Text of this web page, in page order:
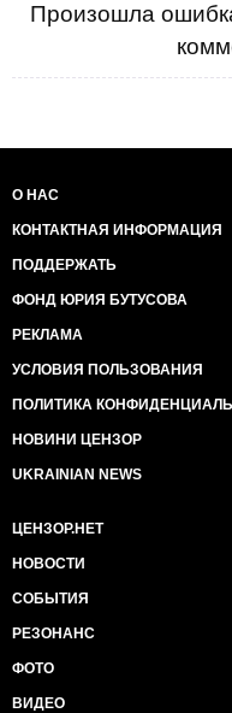
Произошла
О НАС
КОНТАКТНАЯ ИНФОРМАЦИЯ
ПОДДЕРЖАТЬ
ФОНД ЮРИЯ БУТУСОВА
РЕКЛАМА
УСЛОВИЯ ПОЛЬЗОВАНИЯ
ПОЛИТИКА
НОВИНИ ЦЕНЗОР
UKRAINIAN NEWS
ЦЕНЗОР.НЕТ
НОВОСТИ
СОБЫТИЯ
РЕЗОНАНС
ФОТО
ВИДЕО